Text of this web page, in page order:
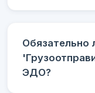
Обязательно
ЭДО?